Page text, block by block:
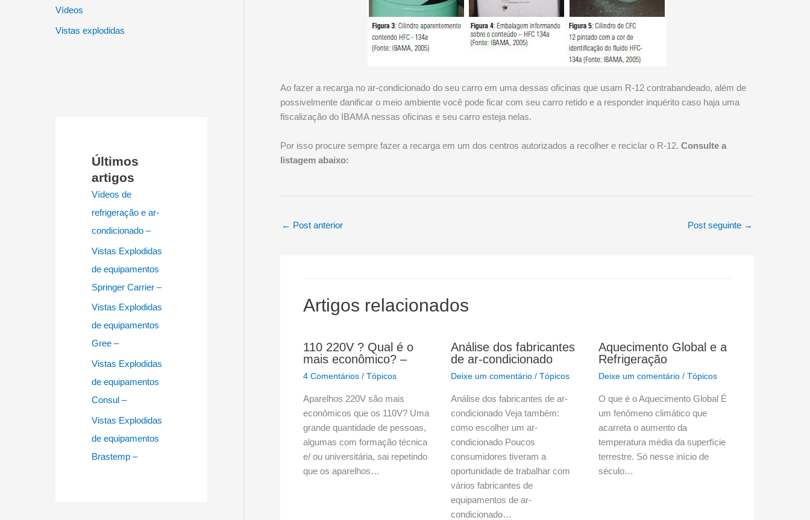
Vídeos
Vistas explodidas
Últimos
artigos
Vídeos de
refrigeração e ar-
condicionado –
Vistas Explodidas
de equipamentos
Springer Carrier –
Vistas Explodidas
de equipamentos
Gree –
Vistas Explodidas
de equipamentos
Consul –
Vistas Explodidas
de equipamentos
Brastemp –
Ao fazer a recarga no ar-condicionado do seu carro em uma dessas oficinas que usam R-12 contrabandeado, além de
possivelmente danificar o meio ambiente você pode ficar com seu carro retido e a responder inquérito caso haja uma
fiscalização do IBAMA nessas oficinas e seu carro esteja nelas.
Por isso procure sempre fazer a recarga em um dos centros autorizados a recolher e reciclar o R-12.Consulte a
listagem abaixo:
← Post anterior Post seguinte →
Artigos relacionados
110 220V ? Qual é o
mais econômico? –
4 Comentários / Tópicos
Aparelhos 220V são mais
econômicos que os 110V? Uma
grande quantidade de pessoas,
algumas com formação técnica
e/ ou universitária, sai repetindo
que os aparelhos…
Análise dos fabricantes
de ar-condicionado
Deixe um comentário / Tópicos
Análise dos fabricantes de ar-
condicionado Veja também:
como escolher um ar-
condicionado Poucos
consumidores tiveram a
oportunidade de trabalhar com
vários fabricantes de
equipamentos de ar-
condicionado…
Aquecimento Global e a
Refrigeração
Deixe um comentário /Tópicos
O que é o Aquecimento Global É
um fenômeno climático que
acarreta o aumento da
temperatura média da superfície
terrestre. Só nesse início de
século…